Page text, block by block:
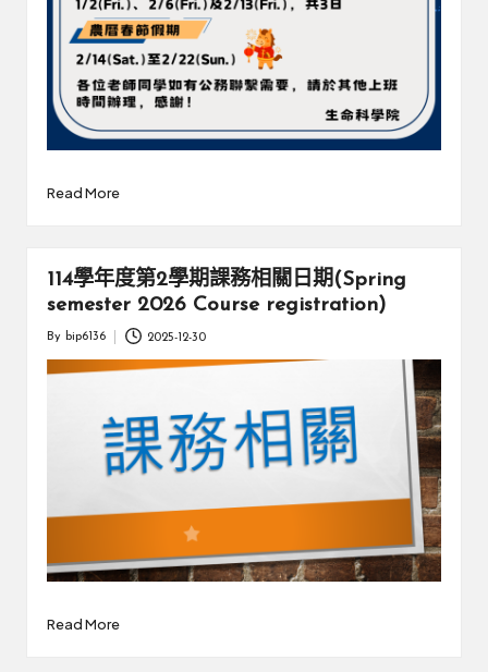
Read More
114學年度第2學期課務相關日期(Spring
semester 2026 Course registration)
Posted
By bip6136 2025-12-30
Read More